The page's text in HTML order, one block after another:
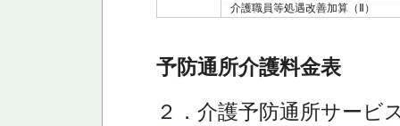
介護職員等処遇改善加算（Ⅱ）
予防通所介護料金表
２．介護予防通所サー